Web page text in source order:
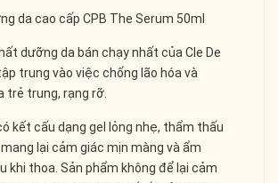
da cao cấp CPB The Serum 50ml
dưỡng da bán chạy nhất của Cle De
trung vào việc chống lão hóa và
trẻ trung, rạng rỡ.
kết cấu dạng gel lỏng nhẹ, thẩm thấu
lại cảm giác mịn màng và ẩm
khi thoa. Sản phẩm không để lại cảm